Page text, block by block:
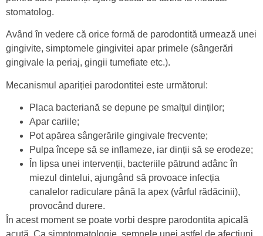
stomatolog.
Având în vedere că orice formă de parodontită urmează unei
gingivite, simptomele gingivitei apar primele (sângerări
gingivale la periaj, gingii tumefiate etc.).
Mecanismul apariției parodontitei este următorul:
Placa bacteriană se depune pe smalțul dinților;
Apar cariile;
Pot apărea sângerările gingivale frecvente;
Pulpa începe să se inflameze, iar dinții să se erodeze;
În lipsa unei intervenții, bacteriile pătrund adânc în
miezul dintelui, ajungând să provoace infecția
canalelor radiculare până la apex (vârful rădăcinii),
provocând durere.
În acest moment se poate vorbi despre parodontita apicală
acută. Ca simptomatologie, semnele unei astfel de afecțiuni